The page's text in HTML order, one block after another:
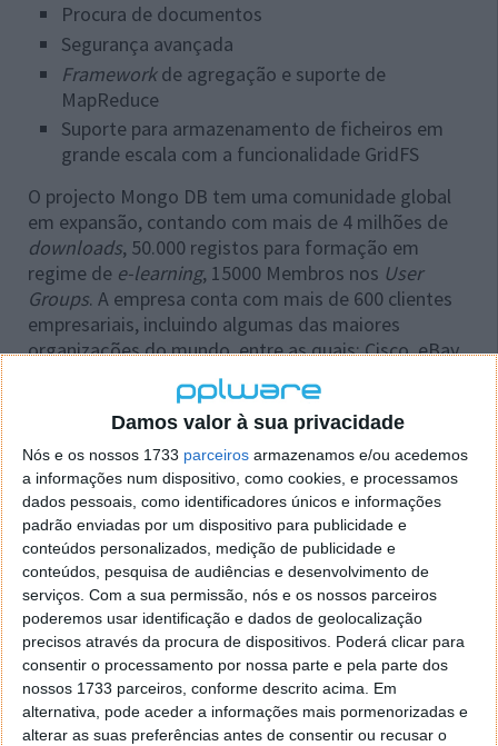
Damos valor à sua privacidade
Nós e os nossos 1733 parceiros armazenamos e/ou acedemos
a informações num dispositivo, como cookies, e processamos
dados pessoais, como identificadores únicos e informações
padrão enviadas por um dispositivo para publicidade e
conteúdos personalizados, medição de publicidade e
conteúdos, pesquisa de audiências e desenvolvimento de
serviços. Com a sua permissão, nós e os nossos parceiros
poderemos usar identificação e dados de geolocalização
precisos através da procura de dispositivos. Poderá clicar para
consentir o processamento por nossa parte e pela parte dos
nossos 1733 parceiros, conforme descrito acima. Em
alternativa, pode aceder a informações mais pormenorizadas e
alterar as suas preferências antes de consentir ou recusar o
Procura de documentos
Segurança avançada
Frameworkde agregação e suporte de
MapReduce
Suporte para armazenamento de ficheiros em
grande escala com a funcionalidade GridFS
O projecto Mongo DB tem uma comunidade global
em expansão, contando com mais de 4 milhões de
downloads, 50.000 registos para formação em
regime de e-learning, 15000 Membros nos User
Groups. A empresa conta com mais de 600 clientes
empresariais, incluindo algumas das maiores
organizações do mundo, entre as quais: Cisco, eBay,
Ericsson, Forbes, SAP ou Telefónica.
Num próximo tutorial vamos aprender a instalar o
MongoDB no Linux.
Este artigo tem mais de um ano
Acompanhe o Pplware no Google Notícias
Proponha uma correção, faça uma sugestão